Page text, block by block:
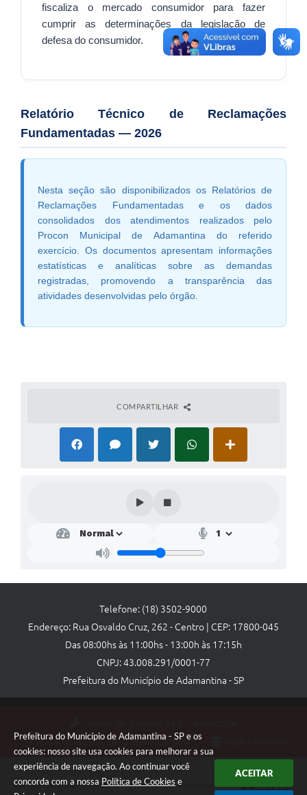
Prefeitura do Município de Adamantina - SP e os
cookies: nosso site usa cookies para melhorar a sua
experiência de navegação. Ao continuar você
concorda com a nossa Política de Cookies e
ACEITAR
Sistemas
Galeria de Vídeos
Contas Públicas
Agenda
fiscaliza o mercado consumidor para fazer
cumprir as determinações da legislação de
defesa do consumidor.
Relatório Técnico de Reclamações
Fundamentadas — 2026
Nesta seção são disponibilizados os Relatórios de
Reclamações Fundamentadas e os dados
consolidados dos atendimentos realizados pelo
Procon Municipal de Adamantina do referido
exercício. Os documentos apresentam informações
estatísticas e analíticas sobre as demandas
registradas, promovendo a transparência das
atividades desenvolvidas pelo órgão.
COMPARTILHAR
Telefone: (18) 3502-9000
Endereço: Rua Osvaldo Cruz, 262 - Centro | CEP: 17800-045
Das 08:00hs às 11:00hs - 13:00h às 17:15h
CNPJ: 43.008.291/0001-77
Prefeitura do Município de Adamantina - SP
Portal atualizado em: 07/08/2026 18:14
Copyright Instar - 2006-2026. Todos os direitos reservados -